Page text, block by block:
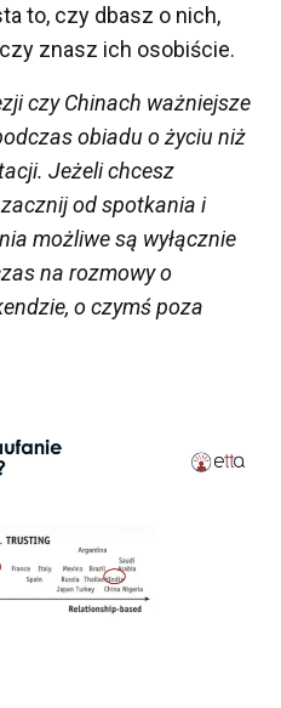
to, czy dbasz o nich,
znasz ich osobiście.
czy Chinach ważniejsze
obiadu o życiu niż
Jeżeli chcesz
zacznij od spotkania i
możliwe są wyłącznie
na rozmowy o
, o czymś poza